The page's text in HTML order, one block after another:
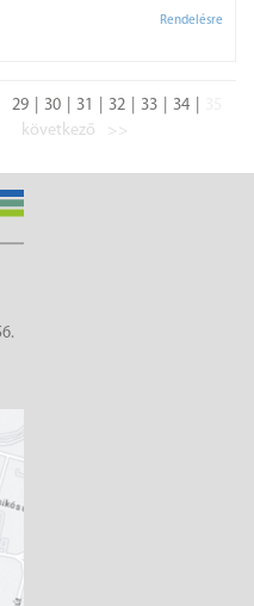
Rendelésre
29 30 31 32 33 34
következő
>>